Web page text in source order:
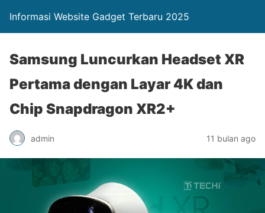
Informasi Website Gadget Terbaru 2025
Samsung Luncurkan Headset XR
Pertama dengan Layar 4K dan
Chip Snapdragon XR2+
admin 11 bulan ago